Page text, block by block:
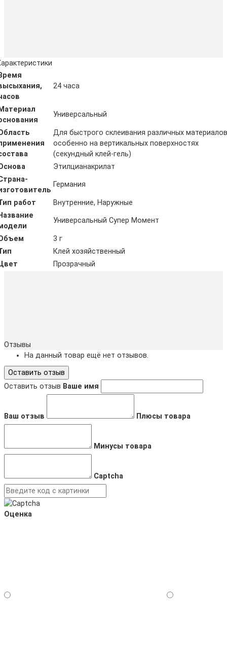
24 часа
Универсальный
Для быстрого склеивания различных
особенно на вертикальных поверхностях
(секундный клей-гель)
Этилцианакрилат
Германия
работ
Внутренние, Наружные
Универсальный Супер Момент
3 г
Клей хозяйственный
Прозрачный
Отзывы
На данный товар ещё нет отзывов.
Оставить отзыв
Оставить отзыв Ваше имя
Ваш отзыв Плюсы товара
Минусы товара
Captcha
Оценка